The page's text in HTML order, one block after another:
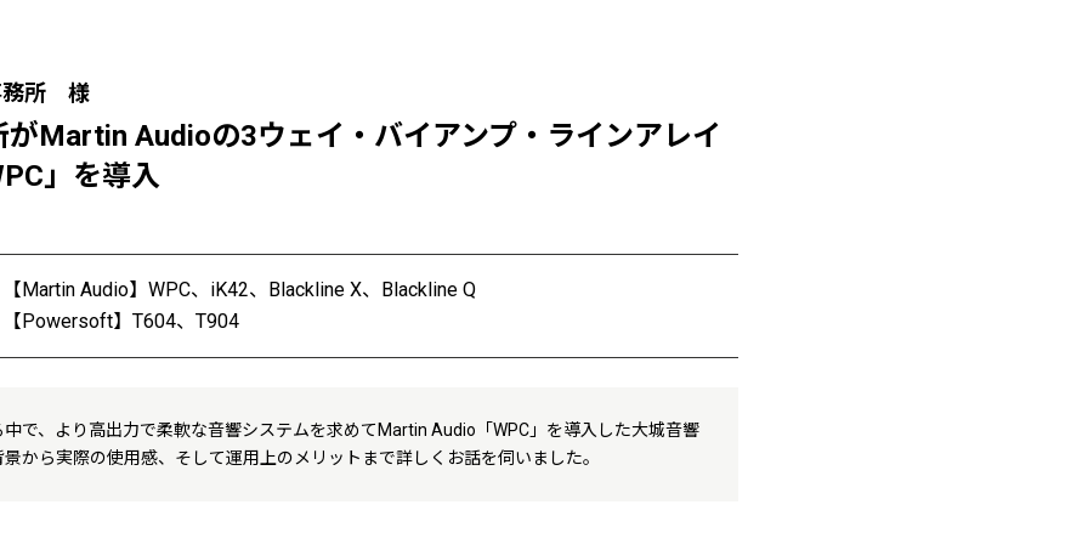
務所 様
Martin Audioの3ウェイ・バイアンプ・ラインアレイ
」を導入
【Martin Audio】WPC、iK42、Blackline X、Blackline Q
【Powersoft】T604、T904
で、より高出力で柔軟な音響システムを求めてMartin Audio「WPC」を導入した大城音響
から実際の使用感、そして運用上のメリットまで詳しくお話を伺いました。